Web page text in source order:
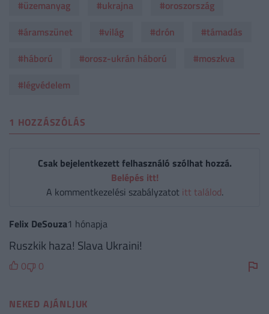
#üzemanyag
#ukrajna
#oroszország
#áramszünet
#világ #drón
#támadás
#háború
#orosz-ukrán háború
#moszkva
#légvédelem
1 HOZZÁSZÓLÁS
Csak bejelentkezett felhasználó szólhat hozzá.
Belépés itt!
A kommentkezelési szabályzatot itt találod.
Felix DeSouza1 hónapja
Ruszkik haza! Slava Ukraini!
0 0
NEKED AJÁNLJUK